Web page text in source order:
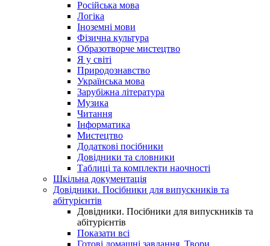
Російська мова
Логіка
Іноземні мови
Фізична культура
Образотворче мистецтво
Я у світі
Природознавство
Українська мова
Зарубіжна література
Музика
Читання
Інформатика
Мистецтво
Додаткові посібники
Довідники та словники
Таблиці та комплекти наочності
Шкільна документація
Довідники. Посібники для випускників та
абітурієнтів
Довідники. Посібники для випускників та
абітурієнтів
Показати всі
Готові домашні завдання. Твори